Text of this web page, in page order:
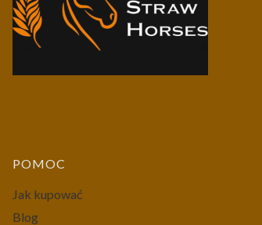
Linki w stopce
POMOC
Jak kupować
Blog